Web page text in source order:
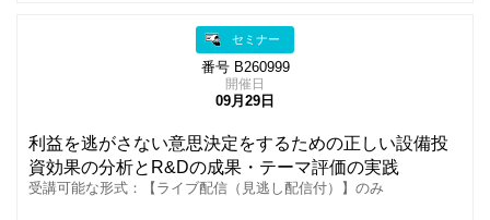
セミナー
番号 B260999
開催日
09月29日
利益を逃がさない意思決定をするための正しい設備投
資効果の分析とR&Dの成果・テーマ評価の実践
受講可能な形式：【ライブ配信（見逃し配信付）】のみ